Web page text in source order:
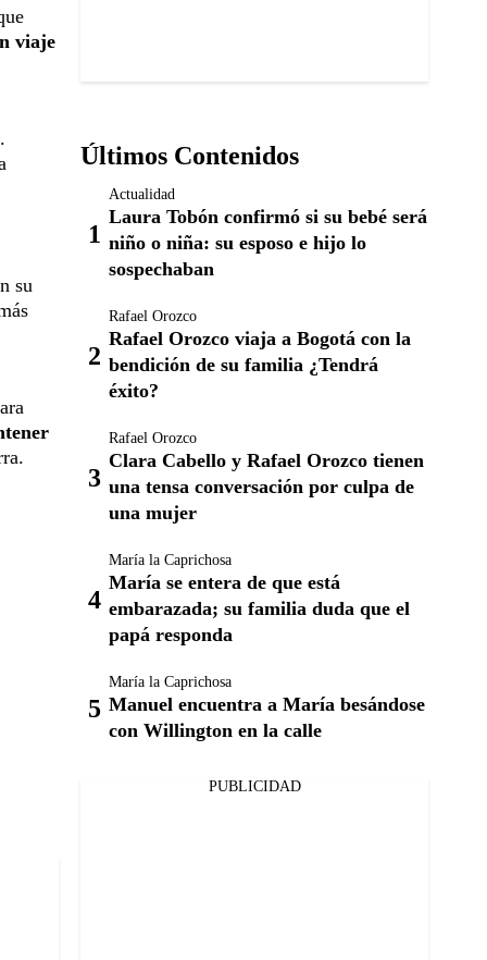
viaje
su
Últimos Contenidos
Actualidad
Laura Tobón confirmó si su bebé será
niño o niña: su esposo e hijo lo
sospechaban
Rafael Orozco
Rafael Orozco viaja a Bogotá con la
bendición de su familia ¿Tendrá
éxito?
Rafael Orozco
Clara Cabello y Rafael Orozco tienen
una tensa conversación por culpa de
una mujer
María la Caprichosa
María se entera de que está
embarazada; su familia duda que el
papá responda
María la Caprichosa
Manuel encuentra a María besándose
con Willington en la calle
PUBLICIDAD